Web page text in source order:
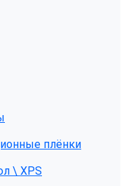
плёнки
\ XPS